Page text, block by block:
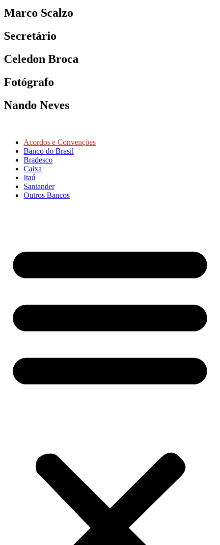
Marco Scalzo
Secretário
Celedon Broca
Fotógrafo
Nando Neves
Acordos e Convenções
Banco do Brasil
Bradesco
Caixa
Itaú
Santander
Outros Bancos